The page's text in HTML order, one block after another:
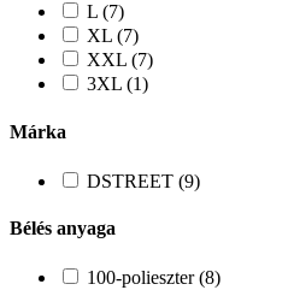
L (7)
XL (7)
XXL (7)
3XL (1)
Márka
DSTREET (9)
Bélés anyaga
100-polieszter (8)